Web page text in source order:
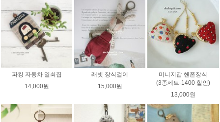
파킹 자동차 열쇠집
14,000원
래빗 장식걸이
15,000원
미니지갑 핸폰장식
(3종세트-1400 할인)
13,000원